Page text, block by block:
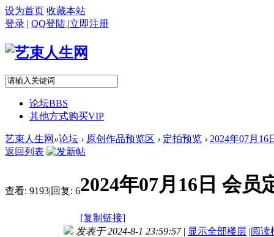
设为首页 收藏本站
登录 | QQ登陆 |立即注册
论坛BBS
其他方式购买VIP
艺束人生网 »论坛 › 原创作品预览区 › 定拍预览 › 2024年07月
返回列表
查看: 9193|回复: 62024年07月16日 会
[复制链接]
发表于 2024-8-1 23:59:57 | 显示全部楼层 |阅读